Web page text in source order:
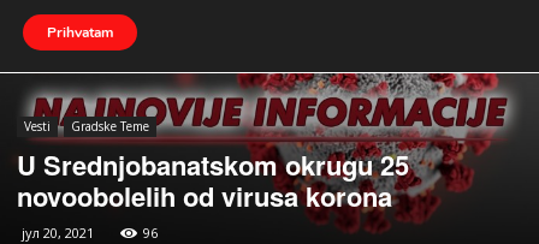
Vesti Gradske Teme
U Srednjobanatskom okrugu 25
novoobolelih od virusa korona
јул 20, 2021 96
Prihvatam